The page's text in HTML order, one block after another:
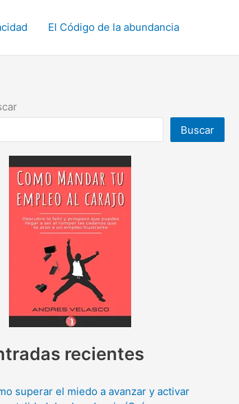
El Código de la abundancia
Buscar
recientes
superar el miedo a avanzar y activar